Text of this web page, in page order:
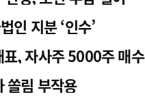
인 지분 ‘인수’
, 자사주 5000주 매수
쏠림 부작용